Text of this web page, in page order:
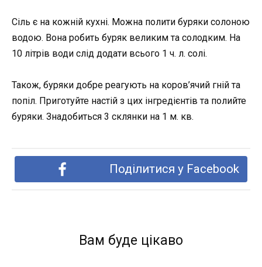
Сіль є на кожній кухні. Можна полити буряки солоною
водою. Вона робить буряк великим та солодким. На
10 літрів води слід додати всього 1 ч. л. солі.
Також, буряки добре реагують на коров’ячий гній та
попіл. Приготуйте настій з цих інгредієнтів та полийте
буряки. Знадобиться 3 склянки на 1 м. кв.
Поділитися у Facebook
Вам буде цікаво